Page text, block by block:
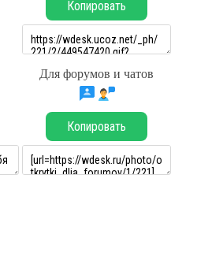
Копировать
Для форумов и чатов
Копировать